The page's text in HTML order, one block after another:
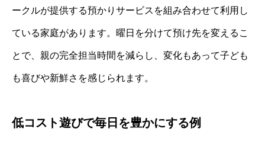
ークルが提供する預かりサービスを組み合わせて利用し
ている家庭があります。曜日を分けて預け先を変えるこ
とで、親の完全担当時間を減らし、変化もあって子ども
も喜びや新鮮さを感じられます。
低コスト遊びで毎日を豊かにする例